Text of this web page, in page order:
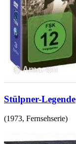
Stülpner-Legende
(1973, Fernsehserie)